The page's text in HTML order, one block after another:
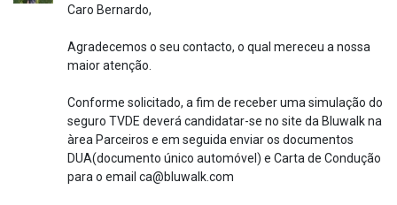
Caro Bernardo,
Agradecemos o seu contacto, o qual mereceu a nossa
maior atenção.
Conforme solicitado, a fim de receber uma simulação do
seguro TVDE deverá candidatar-se no site da Bluwalk na
àrea Parceiros e em seguida enviar os documentos
DUA(documento único automóvel) e Carta de Condução
para o email ca@bluwalk.com